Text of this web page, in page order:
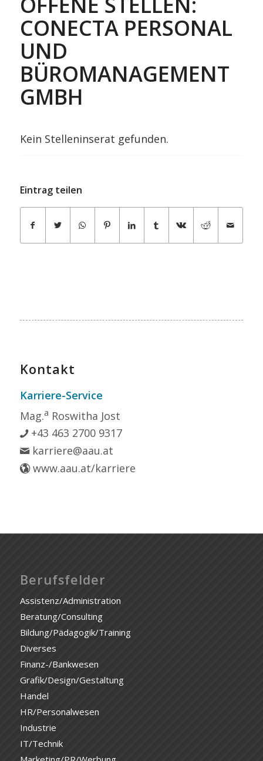
CONECTA PERSONAL
UND
BÜROMANAGEMENT
GMBH
Kein Stelleninserat gefunden.
Eintrag teilen
Kontakt
Karriere-Service
Mag.a Roswitha Jost
+43 463 2700 9317
karriere@aau.at
www.aau.at/karriere
Berufsfelder
Assistenz/Administration
Beratung/Consulting
Bildung/Pädagogik/Training
Diverses
Finanz-/Bankwesen
Grafik/Design/Gestaltung
Handel
HR/Personalwesen
Industrie
IT/Technik